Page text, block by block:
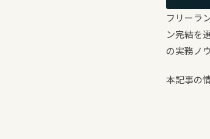
フリーラ
ン完結を
の実務ノ
本記事の